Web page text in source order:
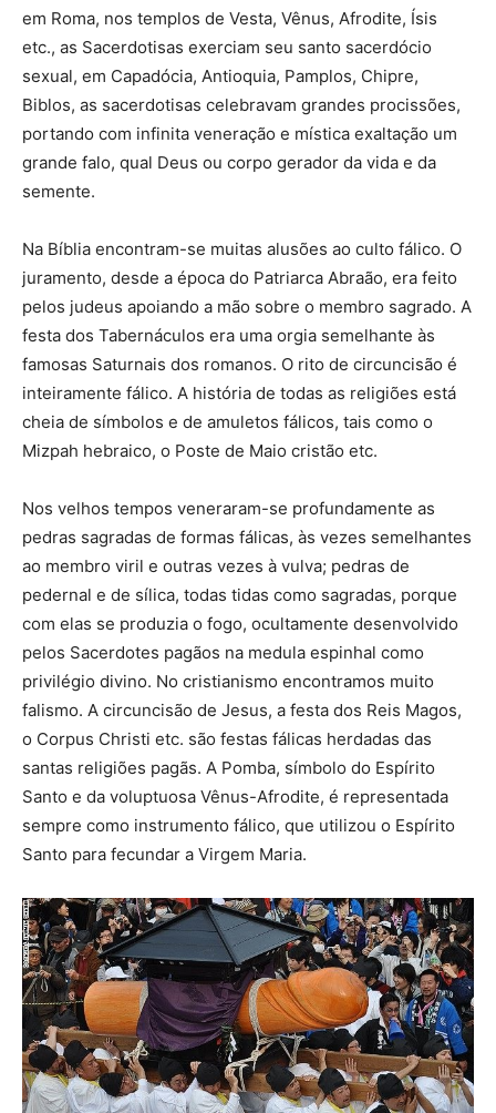
em Roma, nos templos de Vesta, Vênus, Afrodite, Ísis
etc., as Sacerdotisas exerciam seu santo sacerdócio
sexual, em Capadócia, Antioquia, Pamplos, Chipre,
Biblos, as sacerdotisas celebravam grandes procissões,
portando com infinita veneração e mística exaltação um
grande falo, qual Deus ou corpo gerador da vida e da
semente.
Na Bíblia encontram-se muitas alusões ao culto fálico. O
juramento, desde a época do Patriarca Abraão, era feito
pelos judeus apoiando a mão sobre o membro sagrado. A
festa dos Tabernáculos era uma orgia semelhante às
famosas Saturnais dos romanos. O rito de circuncisão é
inteiramente fálico. A história de todas as religiões está
cheia de símbolos e de amuletos fálicos, tais como o
Mizpah hebraico, o Poste de Maio cristão etc.
Nos velhos tempos veneraram-se profundamente as
pedras sagradas de formas fálicas, às vezes semelhantes
ao membro viril e outras vezes à vulva; pedras de
pedernal e de sílica, todas tidas como sagradas, porque
com elas se produzia o fogo, ocultamente desenvolvido
pelos Sacerdotes pagãos na medula espinhal como
privilégio divino. No cristianismo encontramos muito
falismo. A circuncisão de Jesus, a festa dos Reis Magos,
o Corpus Christi etc. são festas fálicas herdadas das
santas religiões pagãs. A Pomba, símbolo do Espírito
Santo e da voluptuosa Vênus-Afrodite, é representada
sempre como instrumento fálico, que utilizou o Espírito
Santo para fecundar a Virgem Maria.